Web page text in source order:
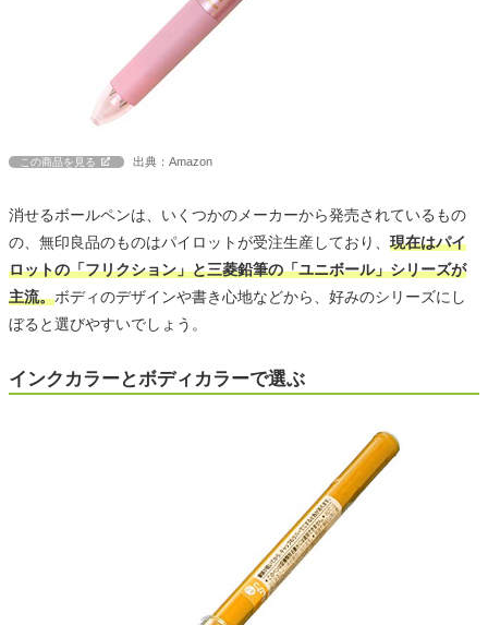
この商品を見る 出典：Amazon
消せるボールペンは、いくつかのメーカーから発売されているもの
の、無印良品のものはパイロットが受注生産しており、 現在はパイ
ロットの「フリクション」と三菱鉛筆の「ユニボール」シリーズが
主流。ボディのデザインや書き心地などから、好みのシリーズにし
ぼると選びやすいでしょう。
インクカラーとボディカラーで選ぶ